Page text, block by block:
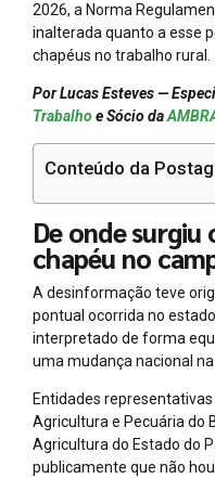
2026, a Norma
inalterada quanto a esse
chapéus no trabalho rural.
Por Lucas Esteves —
Trabalhoe Sócio da
Conteúdo da
De onde
chapéu no
A desinformação teve
pontual ocorrida no
interpretado de forma
uma mudança nacional na
Entidades
Agricultura e Pecuária do
Agricultura do Estado do
publicamente que não